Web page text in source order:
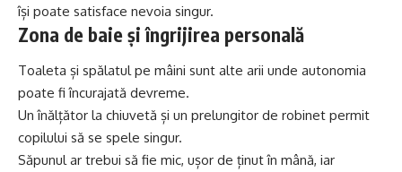
își poate satisface nevoia singur.
Zona de baie și îngrijirea personală
Toaleta și spălatul pe mâini sunt alte arii unde autonomia
poate fi încurajată devreme.
Un înălțător la chiuvetă și un prelungitor de robinet permit
copilului să se spele singur.
Săpunul ar trebui să fie mic, ușor de ținut în mână, iar